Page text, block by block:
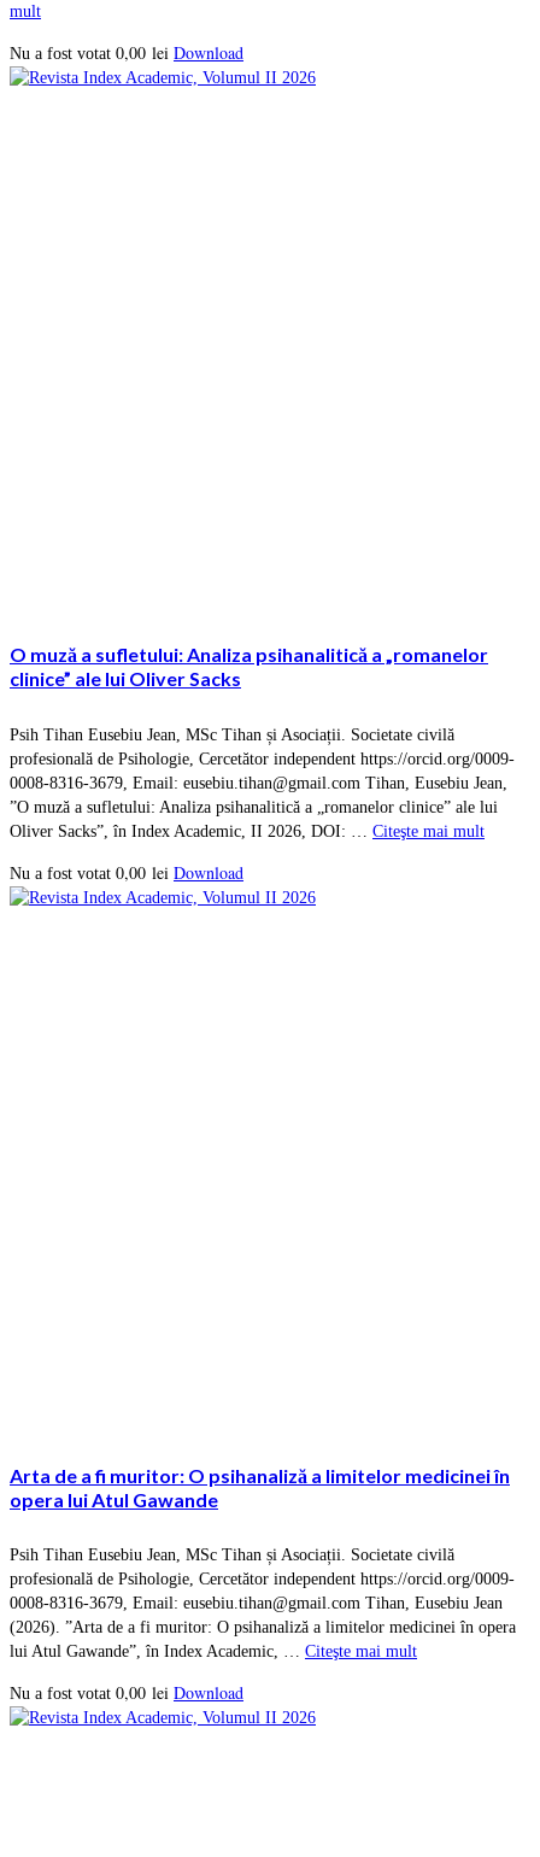
mult
Nu a fost votat 0,00 lei Download
O muză a sufletului: Analiza psihanalitică a „romanelor
clinice” ale lui Oliver Sacks
Psih Tihan Eusebiu Jean, MSc Tihan și Asociații. Societate civilă
profesională de Psihologie, Cercetător independent https://orcid.org/0009-
0008-8316-3679, Email: eusebiu.tihan@gmail.com Tihan, Eusebiu Jean,
”O muză a sufletului: Analiza psihanalitică a „romanelor clinice” ale lui
Oliver Sacks”, în Index Academic, II 2026, DOI: … Citeşte mai mult
Nu a fost votat 0,00 lei Download
Arta de a fi muritor: O psihanaliză a limitelor medicinei în
opera lui Atul Gawande
Psih Tihan Eusebiu Jean, MSc Tihan și Asociații. Societate civilă
profesională de Psihologie, Cercetător independent https://orcid.org/0009-
0008-8316-3679, Email: eusebiu.tihan@gmail.com Tihan, Eusebiu Jean
(2026). ”Arta de a fi muritor: O psihanaliză a limitelor medicinei în opera
lui Atul Gawande”, în Index Academic, … Citeşte mai mult
Nu a fost votat 0,00 lei Download